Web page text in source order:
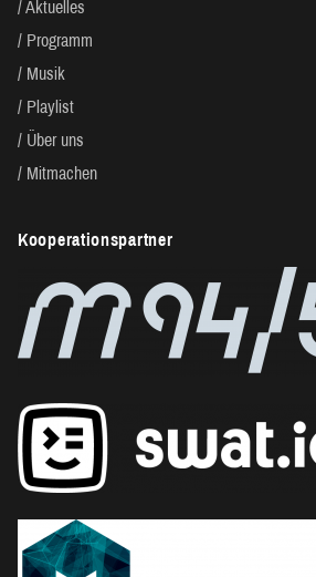
Aktuelles
Programm
Musik
Playlist
Über uns
Mitmachen
Kooperationspartner